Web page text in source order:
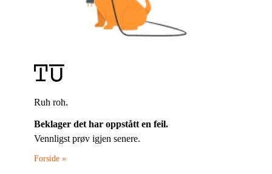
Ruh roh.
Beklager det har oppstått en feil.
Vennligst prøv igjen senere.
Forside »